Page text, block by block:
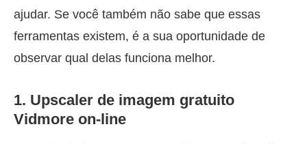
ajudar. Se você também não sabe que essas
ferramentas existem, é a sua oportunidade de
observar qual delas funciona melhor.
1. Upscaler de imagem gratuito
Vidmore on-line